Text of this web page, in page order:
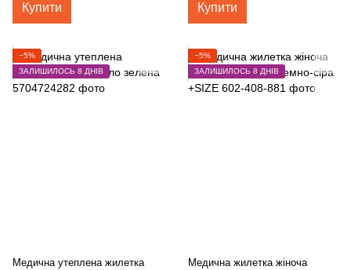
Купити Купити
−5%
ЗАЛИШИЛОСЬ 8 ДНІВ
Медична утеплена жилетка
−5%
ЗАЛИШИЛОСЬ 8 ДНІВ
Медична жилетка жіноча